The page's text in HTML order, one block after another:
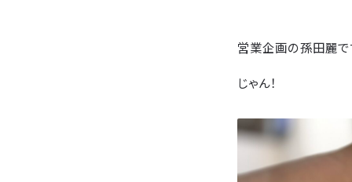
営業企画の孫田麗で
じゃん！